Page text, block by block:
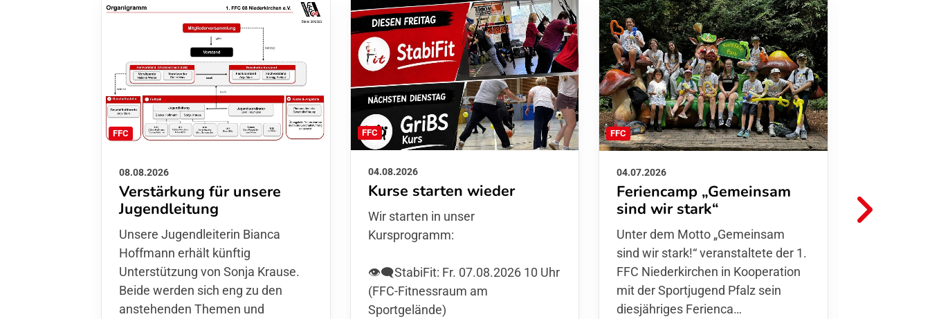
FFC
08.08.2026
Verstärkung für unsere
Jugendleitung
Unsere Jugendleiterin Bianca
Hoffmann erhält künftig
Unterstützung von Sonja Krause.
Beide werden sich eng zu den
anstehenden Themen und
FFC
04.08.2026
Kurse starten wieder
Wir starten in unser
Kursprogramm:
👁️‍🗨️StabiFit: Fr. 07.08.2026 10 Uhr
(FFC-Fitnessraum am
Sportgelände)
FFC
04.07.2026
Feriencamp „Gemeinsam
sind wir stark“
Unter dem Motto „Gemeinsam sind
wir stark!“ veranstaltete der 1. FFC
Niederkirchen in Kooperation mit
der Sportjugend Pfalz sein
diesjähriges Ferienca…